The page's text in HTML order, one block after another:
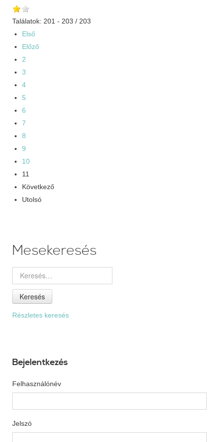
Találatok: 201 - 203 / 203
Első
Előző
2
3
4
5
6
7
8
9
10
11
Következő
Utolsó
Mesekeresés
Keresés
Részletes keresés
Bejelentkezés
Felhasználónév
Jelszó